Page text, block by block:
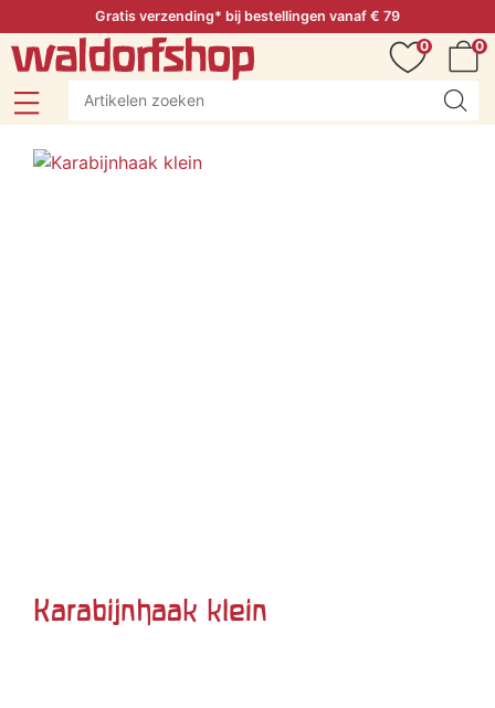
Gratis verzending* bij bestellingen vanaf € 79
0
0
Karabijnhaak klein